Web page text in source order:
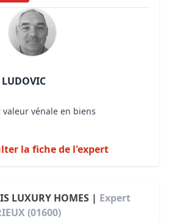
vénale en biens
la fiche de l'expert
LUXURY HOMES | Expert
(01600)